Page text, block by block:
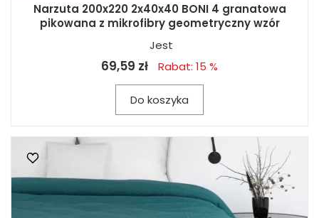
Narzuta 200x220 2x40x40 BONI 4 granatowa
pikowana z mikrofibry geometryczny wzór
Jest
69,59 zł Rabat: 15 %
Do koszyka